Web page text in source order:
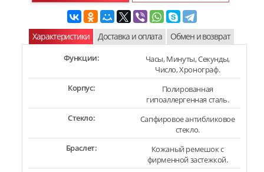
Характеристики Доставка и оплата Обмен и возврат
Функции:
Часы, Минуты, Секунды,
Число, Хронограф.
Корпус:
Полированная
гипоаллергенная сталь.
Стекло:
Сапфировое антибликовое
стекло.
Браслет:
Кожаный ремешок с
фирменной застежкой.